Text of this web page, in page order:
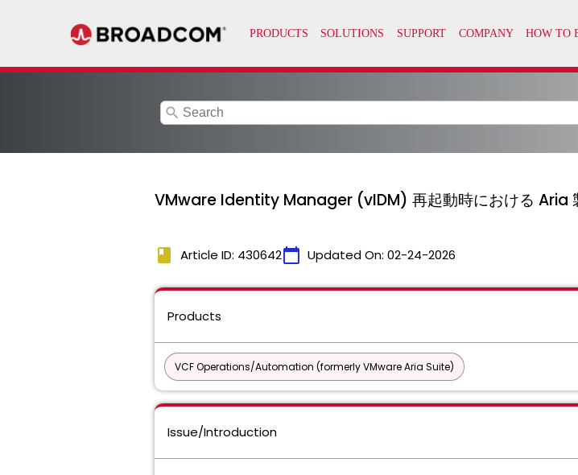
search
VMware Identity Manager (vIDM) 再起動時における Aria
book Article ID: 430642calendar_today Updated On: 02-24-2026
Products
VCF Operations/Automation (formerly VMware Aria Suite)
Issue/Introduction